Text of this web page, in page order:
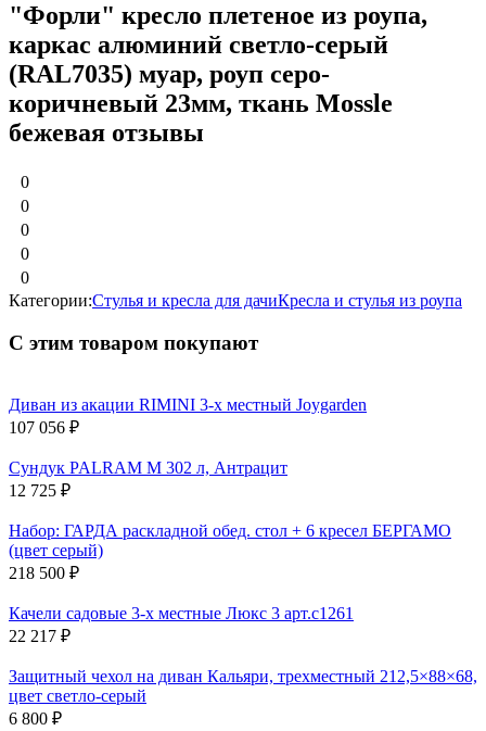
"Форли" кресло плетеное из роупа,
каркас алюминий светло-серый
(RAL7035) муар, роуп серо-
коричневый 23мм, ткань Mossle
бежевая отзывы
0
0
0
0
0
Категории:Стулья и кресла для дачиКресла и стулья из роупа
С этим товаром покупают
Диван из акации RIMINI 3-х местный Joygarden
107 056 ₽
Сундук PALRAM M 302 л, Антрацит
12 725 ₽
Набор: ГАРДА раскладной обед. стол + 6 кресел БЕРГАМО
(цвет серый)
218 500 ₽
Качели садовые 3-х местные Люкс 3 арт.с1261
22 217 ₽
Защитный чехол на диван Кальяри, трехместный 212,5×88×68,
цвет светло-серый
6 800 ₽